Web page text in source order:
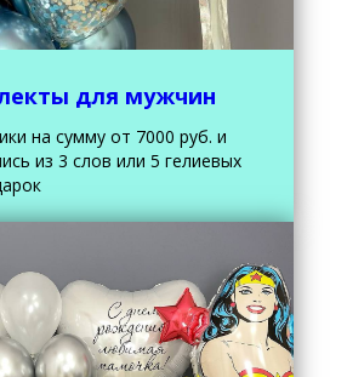
для мужчин
на сумму от 7000 руб. и
из 3 слов или 5 гелиевых